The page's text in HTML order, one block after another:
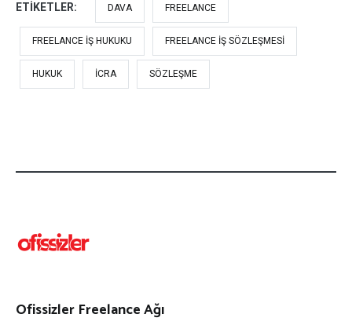
ETIKETLER: DAVA FREELANCE
FREELANCE IŞ HUKUKU FREELANCE IŞ SÖZLEŞMESI
HUKUK ICRA SÖZLEŞME
Ofissizler Freelance Ağı